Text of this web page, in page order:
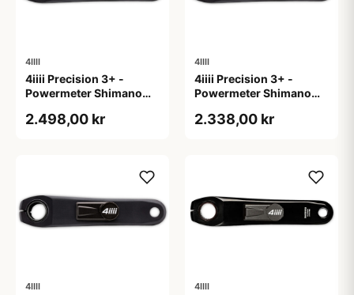
4IIII
4iiii Precision 3+ -
Powermeter Shimano
- 170mm
2.498,00 kr
4IIII
4iiii Precision 3+ -
Powermeter Shimano
- 172,5mm
2.338,00 kr
4IIII 4IIII